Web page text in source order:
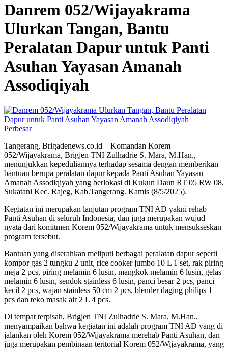
Danrem 052/Wijayakrama
Ulurkan Tangan, Bantu
Peralatan Dapur untuk Panti
Asuhan Yayasan Amanah
Assodiqiyah
Perbesar
Tangerang, Brigadenews.co.id – Komandan Korem
052/Wijayakrama, Brigjen TNI Zulhadrie S. Mara, M.Han.,
menunjukkan kepeduliannya terhadap sesama dengan memberikan
bantuan berupa peralatan dapur kepada Panti Asuhan Yayasan
Amanah Assodiqiyah yang berlokasi di Kukun Daun RT 05 RW 08,
Sukatani Kec. Rajeg, Kab.Tangerang. Kamis (8/5/2025).
Kegiatan ini merupakan lanjutan program TNI AD yakni rehab
Panti Asuhan di seluruh Indonesia, dan juga merupakan wujud
nyata dari komitmen Korem 052/Wijayakrama untuk mensukseskan
program tersebut.
Bantuan yang diserahkan meliputi berbagai peralatan dapur seperti
kompor gas 2 tungku 2 unit, rice cooker jumbo 10 L 1 set, rak piring
meja 2 pcs, piring melamin 6 lusin, mangkok melamin 6 lusin, gelas
melamin 6 lusin, sendok stainless 6 lusin, panci besar 2 pcs, panci
kecil 2 pcs, wajan stainless 50 cm 2 pcs, blender daging philips 1
pcs dan teko masak air 2 L 4 pcs.
Di tempat terpisah, Brigjen TNI Zulhadrie S. Mara, M.Han.,
menyampaikan bahwa kegiatan ini adalah program TNI AD yang di
jalankan oleh Korem 052/Wijayakrama merehab Panti Asuhan, dan
juga merupakan pembinaan teritorial Korem 052/Wijayakrama, yang